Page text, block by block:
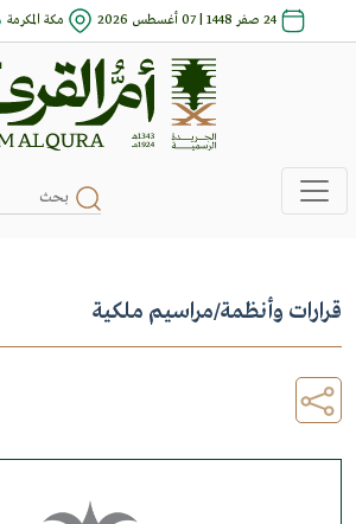
24 صفر 1448 | 07 أغسطس 2026 مكة المكرمة
قرارات وأنظمة/مراسيم ملكية